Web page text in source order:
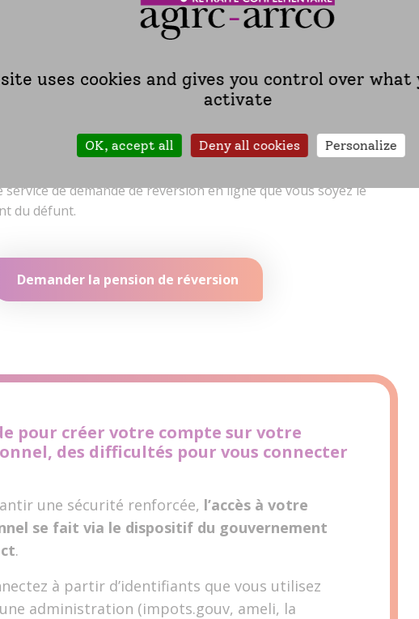
il faut :
espace personnel
de sécurité sociale du défunt
demandées
nécessaires à l’étude de votre dossier (taille maximum 5 Mo)
demande de réversion en ligne, vous pouvez la sauvegarder
de la compléter.
de demande de réversion en ligne que vous soyez le
du défunt.
Demander la pension de réversion
pour créer votre compte sur votre
des difficultés pour vous connecter
une sécurité renforcée, l’accès à votre
se fait via le dispositif du gouvernement
.
à partir d’identifiants que vous utilisez
administration (impots.gouv, ameli, la
uses cookies and gives you control over
activate
OK, accept all Deny all cookies Personalize